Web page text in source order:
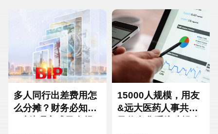
Thailand
Turkey
Hungary Mexico
Hong Kong Macau
多人同行出差费用怎
么分摊？财务必知的
15000人规模，用友
&远大医药人事共享